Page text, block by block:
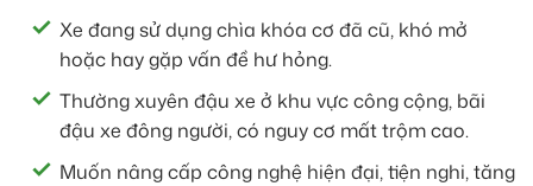
Xe đang sử dụng chìa khóa cơ đã cũ, khó mở
hoặc hay gặp vấn đề hư hỏng.
Thường xuyên đậu xe ở khu vực công cộng, bãi
đậu xe đông người, có nguy cơ mất trộm cao.
Muốn nâng cấp công nghệ hiện đại, tiện nghi, tăng